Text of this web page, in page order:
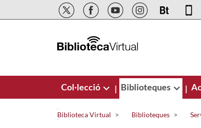
Salta al contingut principal
Col·lecció | Biblioteques |
Biblioteca Virtual Biblioteques